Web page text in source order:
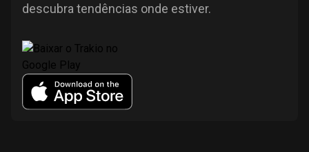
descubra tendências onde estiver.